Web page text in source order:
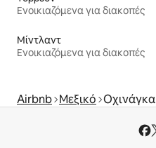
Ενοικιαζόμενα για διακοπές
Μίντλαντ
Ενοικιαζόμενα για διακοπές
Airbnb Μεξικό Οχινάγκα